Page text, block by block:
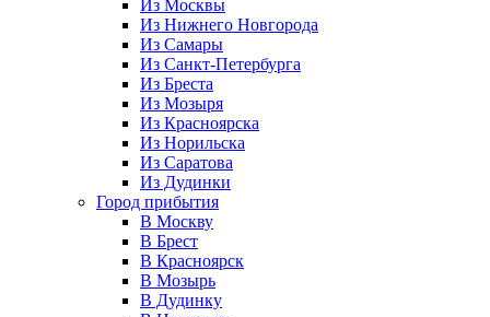
Из Москвы
Из Нижнего Новгорода
Из Самары
Из Санкт-Петербурга
Из Бреста
Из Мозыря
Из Красноярска
Из Норильска
Из Саратова
Из Дудинки
Город прибытия
В Москву
В Брест
В Красноярск
В Мозырь
В Дудинку